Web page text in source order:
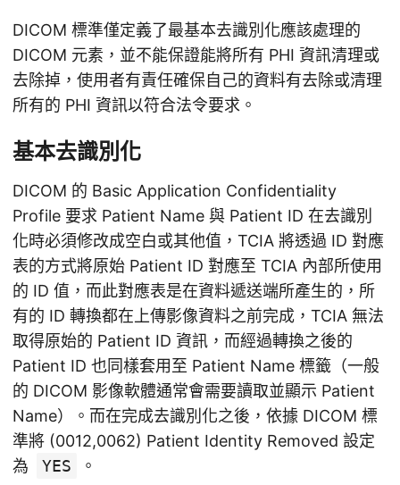
DICOM 標準僅定義了最基本去識別化應該處理的
DICOM 元素，並不能保證能將所有 PHI 資訊清理或
去除掉，使用者有責任確保自己的資料有去除或清理
所有的 PHI 資訊以符合法令要求。
基本去識別化
DICOM 的 Basic Application Confidentiality
Profile 要求 Patient Name 與 Patient ID 在去識別
化時必須修改成空白或其他值，TCIA 將透過 ID 對應
表的方式將原始 Patient ID 對應至 TCIA 內部所使用
的 ID 值，而此對應表是在資料遞送端所產生的，所
有的 ID 轉換都在上傳影像資料之前完成，TCIA 無法
取得原始的 Patient ID 資訊，而經過轉換之後的
Patient ID 也同樣套用至 Patient Name 標籤（一般
的 DICOM 影像軟體通常會需要讀取並顯示 Patient
Name）。而在完成去識別化之後，依據 DICOM 標
準將 (0012,0062) Patient Identity Removed 設定
為
YES 。